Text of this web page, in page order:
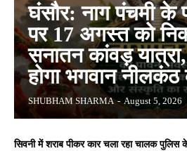
घंसौर: नाग पंचमी के
पर 17 अगस्त को
सनातन कांवड़
होगा भगवान
SHUBHAM SHARMA - August 5, 2026
सिवनी में शराब पीकर कार चला रहा चालक पुलिस